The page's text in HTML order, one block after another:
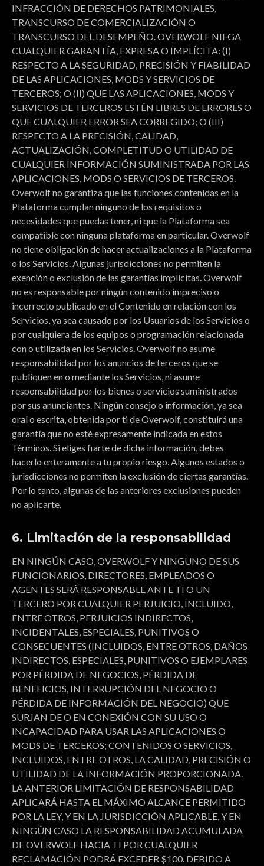
INFRACCIÓN DE DERECHOS PATRIMONIALES,
TRANSCURSO DE COMERCIALIZACIÓN O
TRANSCURSO DEL DESEMPEÑO. OVERWOLF NIEGA
CUALQUIER GARANTÍA, EXPRESA O IMPLÍCITA: (I)
RESPECTO A LA SEGURIDAD, PRECISIÓN Y FIABILIDAD
DE LAS APLICACIONES, MODS Y SERVICIOS DE
TERCEROS; O (II) QUE LAS APLICACIONES, MODS Y
SERVICIOS DE TERCEROS ESTÉN LIBRES DE ERRORES O
QUE CUALQUIER ERROR SEA CORREGIDO; O (III)
RESPECTO A LA PRECISIÓN, CALIDAD,
ACTUALIZACIÓN, COMPLETITUD O UTILIDAD DE
CUALQUIER INFORMACIÓN SUMINISTRADA POR LAS
APLICACIONES, MODS O SERVICIOS DE TERCEROS.
Overwolf no garantiza que las funciones contenidas en la
Plataforma cumplan ninguno de los requisitos o
necesidades que puedas tener, ni que la Plataforma sea
compatible con ninguna plataforma en particular. Overwolf
no tiene obligación de hacer actualizaciones a la Plataforma
o los Servicios. Algunas jurisdicciones no permiten la
exención o exclusión de las garantías implícitas. Overwolf
no es responsable por ningún contenido impreciso o
incorrecto publicado en el Contenido en relación con los
Servicios, ya sea causado por los Usuarios de los Servicios o
por cualquiera de los equipos o programación relacionada
con o utilizada en los Servicios. Overwolf no asume
responsabilidad por los anuncios de terceros que se
publiquen en o mediante los Servicios, ni asume
responsabilidad por los bienes o servicios suministrados
por sus anunciantes. Ningún consejo o información, ya sea
oral o escrita, obtenida por ti de Overwolf, constituirá una
garantía que no esté expresamente indicada en estos
Términos. Si eliges fiarte de dicha información, debes
hacerlo enteramente a tu propio riesgo. Algunos estados o
jurisdicciones no permiten la exclusión de ciertas garantías.
Por lo tanto, algunas de las anteriores exclusiones pueden
no aplicarte.
6. Limitación de la responsabilidad
EN NINGÚN CASO, OVERWOLF Y NINGUNO DE SUS
FUNCIONARIOS, DIRECTORES, EMPLEADOS O
AGENTES SERÁ RESPONSABLE ANTE TI O UN
TERCERO POR CUALQUIER PERJUICIO, INCLUIDO,
ENTRE OTROS, PERJUICIOS INDIRECTOS,
INCIDENTALES, ESPECIALES, PUNITIVOS O
CONSECUENTES (INCLUIDOS, ENTRE OTROS, DAÑOS
INDIRECTOS, ESPECIALES, PUNITIVOS O EJEMPLARES
POR PÉRDIDA DE NEGOCIOS, PÉRDIDA DE
BENEFICIOS, INTERRUPCIÓN DEL NEGOCIO O
PÉRDIDA DE INFORMACIÓN DEL NEGOCIO) QUE
SURJAN DE O EN CONEXIÓN CON SU USO O
INCAPACIDAD PARA USAR LAS APLICACIONES O
MODS DE TERCEROS; CONTENIDOS O SERVICIOS,
INCLUIDOS, ENTRE OTROS, LA CALIDAD, PRECISIÓN O
UTILIDAD DE LA INFORMACIÓN PROPORCIONADA.
LA ANTERIOR LIMITACIÓN DE RESPONSABILIDAD
APLICARÁ HASTA EL MÁXIMO ALCANCE PERMITIDO
POR LA LEY, Y EN LA JURISDICCIÓN APLICABLE, Y EN
NINGÚN CASO LA RESPONSABILIDAD ACUMULADA
DE OVERWOLF HACIA TI POR CUALQUIER
RECLAMACIÓN PODRÁ EXCEDER $100. DEBIDO A